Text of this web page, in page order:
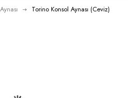
Torino Konsol Aynası (Ceviz)